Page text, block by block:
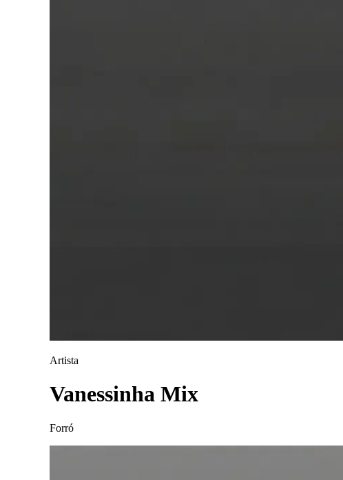
Artista
Vanessinha Mix
Forró